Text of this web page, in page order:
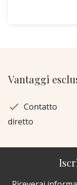
Vantaggi
Contatto
diretto